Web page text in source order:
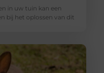
in uw tuin kan een
bij het oplossen van dit